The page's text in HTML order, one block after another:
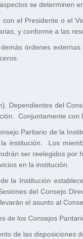
se determinen
con el Presidente o el
y conforme a las
órdenes
Dependientes del
Conjuntamente con
Paritario de la
institución. Los
ser reelegidos por
en la institución.
la Institución
del Consejo
el asunto al
de los Consejos
de las disposiciones